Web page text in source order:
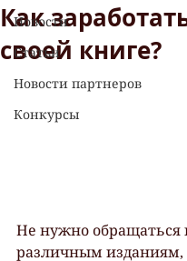
Новости
Статьи
Новости партнеров
Конкурсы
Как
своей книге?
Не нужно обращаться
различным изданиям,